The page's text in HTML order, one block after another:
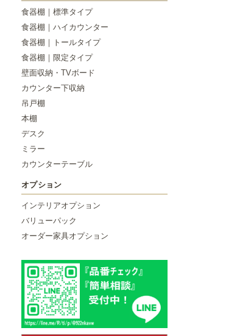
食器棚｜標準タイプ
食器棚｜ハイカウンター
食器棚｜トールタイプ
食器棚｜限定タイプ
壁面収納・TVボード
カウンター下収納
吊戸棚
本棚
デスク
ミラー
カウンターテーブル
オプション
インテリアオプション
バリューパック
オーダー家具オプション